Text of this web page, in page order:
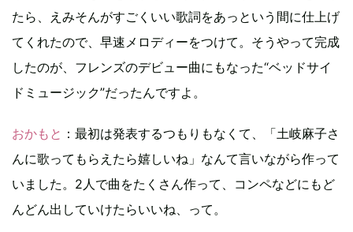
たら、えみそんがすごくいい歌詞をあっという間に仕上げ
てくれたので、早速メロディーをつけて。そうやって完成
したのが、フレンズのデビュー曲にもなった“ベッドサイ
ドミュージック”だったんですよ。
おかもと ：最初は発表するつもりもなくて、「土岐麻子さ
んに歌ってもらえたら嬉しいね」なんて言いながら作って
いました。2人で曲をたくさん作って、コンペなどにもど
んどん出していけたらいいね、って。